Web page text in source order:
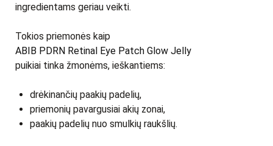
ingredientams geriau veikti.
Tokios priemonės kaip
ABIB PDRN Retinal Eye Patch Glow Jelly
puikiai tinka žmonėms, ieškantiems:
drėkinančių paakių padelių,
priemonių pavargusiai akių zonai,
paakių padelių nuo smulkių raukšlių.